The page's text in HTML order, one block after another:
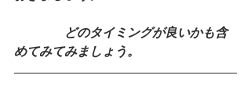
どのタイミングが良いかも含
めてみてみましょう。